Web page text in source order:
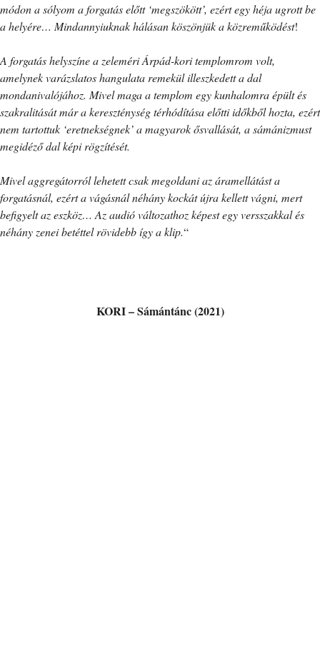
módon a sólyom a forgatás előtt ‘megszökött’, ezért egy héja ugrott be
a helyére… Mindannyiuknak hálásan köszönjük a közreműködést!
A forgatás helyszíne a zeleméri Árpád-kori templomrom volt,
amelynek varázslatos hangulata remekül illeszkedett a dal
mondanivalójához. Mivel maga a templom egy kunhalomra épült és
szakralitását már a kereszténység térhódítása előtti időkből hozta, ezért
nem tartottuk ‘eretnekségnek’ a magyarok ősvallását, a sámánizmust
megidéző dal képi rögzítését.
Mivel aggregátorról lehetett csak megoldani az áramellátást a
forgatásnál, ezért a vágásnál néhány kockát újra kellett vágni, mert
befigyelt az eszköz… Az audió változathoz képest egy versszakkal és
néhány zenei betéttel rövidebb így a klip.“
KORI – Sámántánc (2021)